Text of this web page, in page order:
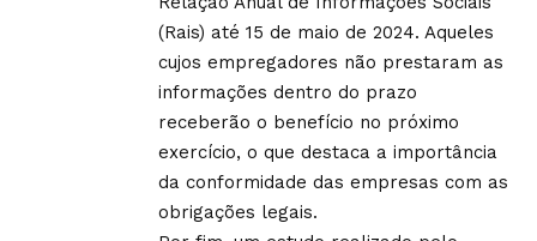
(Rais) até 15 de maio de 2024. Aqueles
cujos empregadores não prestaram as
informações dentro do prazo
receberão o benefício no próximo
exercício, o que destaca a importância
da conformidade das empresas com as
obrigações legais.